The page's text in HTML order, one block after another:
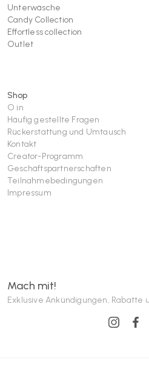
Unterwäsche
Candy Collection
Effortless collection
Outlet
Shop
O in
Häufig gestellte Fragen
Rückerstattung und Umtausch
Kontakt
Creator-Programm
Geschäftspartnerschaften
Teilnahmebedingungen
Impressum
Mach mit!
Exklusive Ankündigungen, Rabatte